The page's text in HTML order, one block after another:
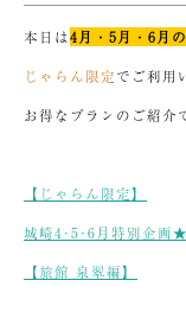
本日は4月・5月・6月
じゃらん限定でご利用
お得なプランのご紹介
【じゃらん限定】
城崎4･5･6月特別企画
【旅館 泉翠編】